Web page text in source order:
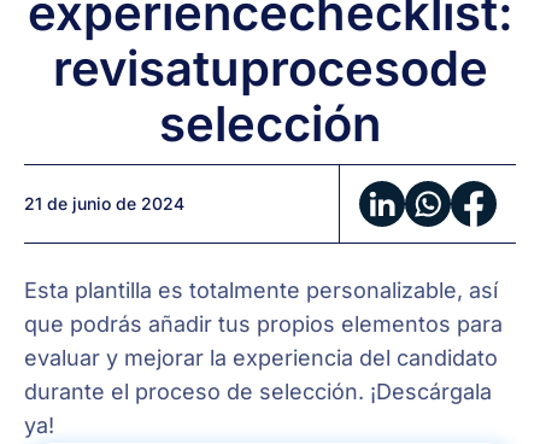
experiencechecklist:
revisatuprocesode
selección
21 de junio de 2024
Esta plantilla es totalmente personalizable, así
que podrás añadir tus propios elementos para
evaluar y mejorar la experiencia del candidato
durante el proceso de selección. ¡Descárgala
ya!